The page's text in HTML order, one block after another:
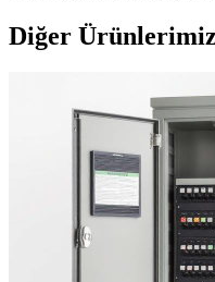
Diğer Ürünlerimiz